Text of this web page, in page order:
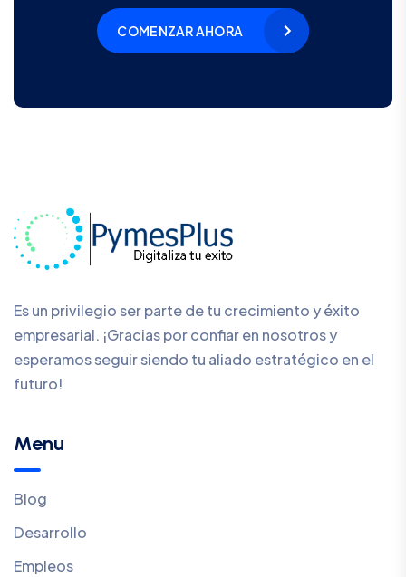
COMENZAR AHORA
Es un privilegio ser parte de tu crecimiento y éxito
empresarial. ¡Gracias por confiar en nosotros y
esperamos seguir siendo tu aliado estratégico en el
futuro!
Menu
Blog
Desarrollo
Empleos